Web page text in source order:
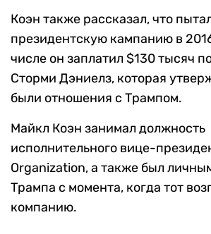
Коэн также рассказал, что
президентскую кампанию в
числе он заплатил $130 тысяч
Сторми Дэниелз, которая
были отношения с Трампом.
Майкл Коэн занимал должность
исполнительного вице-
Organization, а также был
Трампа с момента, когда тот
компанию.